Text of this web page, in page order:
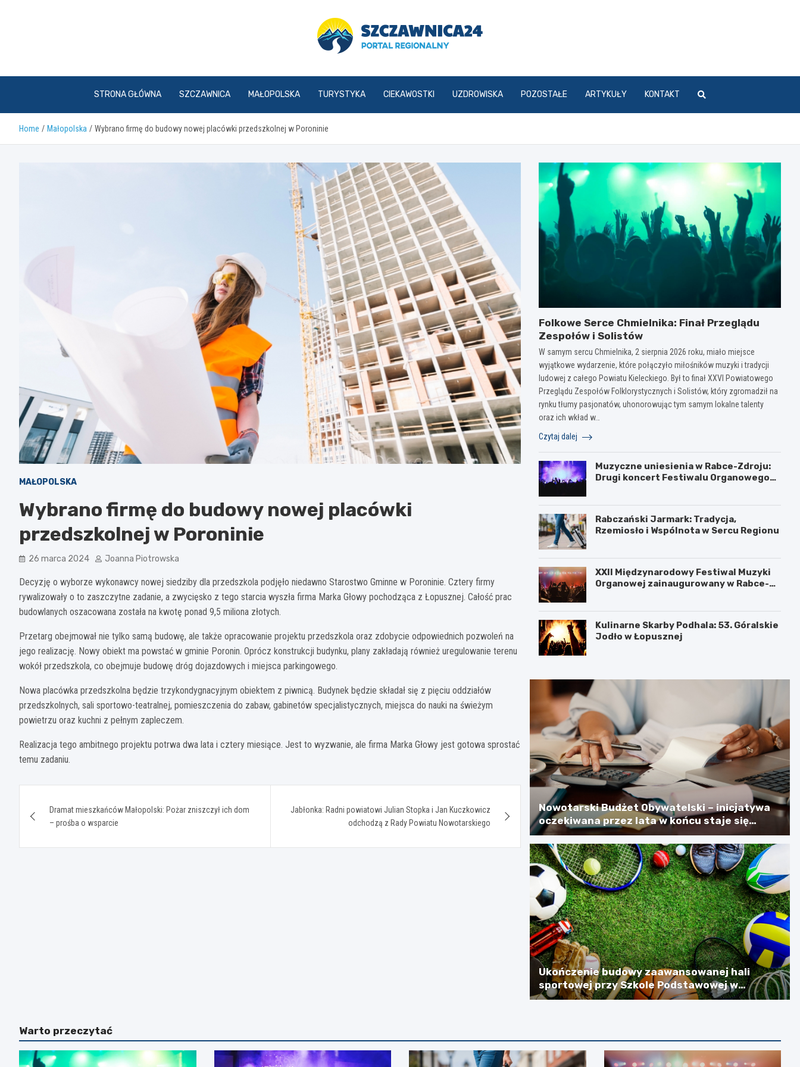
szczawnica24.pl
STRONA GŁÓWNA SZCZAWNICA MAŁOPOLSKA TURYSTYKA CIEKAWOSTKI UZDROWISKA POZOSTAŁE ARTYKUŁY KONTAKT
Home Małopolska Wybrano firmę do budowy nowej placówki przedszkolnej w Poroninie
MAŁOPOLSKA
Wybrano firmę do budowy nowej placówki
przedszkolnej w Poroninie
26 marca 2024 Joanna Piotrowska
Decyzję o wyborze wykonawcy nowej siedziby dla przedszkola podjęło niedawno Starostwo Gminne w Poroninie. Cztery firmy
rywalizowały o to zaszczytne zadanie, a zwycięsko z tego starcia wyszła firma Marka Głowy pochodząca z Łopusznej. Całość prac
budowlanych oszacowana została na kwotę ponad 9,5 miliona złotych.
Przetarg obejmował nie tylko samą budowę, ale także opracowanie projektu przedszkola oraz zdobycie odpowiednich pozwoleń na
jego realizację. Nowy obiekt ma powstać w gminie Poronin. Oprócz konstrukcji budynku, plany zakładają również uregulowanie terenu
wokół przedszkola, co obejmuje budowę dróg dojazdowych i miejsca parkingowego.
Nowa placówka przedszkolna będzie trzykondygnacyjnym obiektem z piwnicą. Budynek będzie składał się z pięciu oddziałów
przedszkolnych, sali sportowo-teatralnej, pomieszczenia do zabaw, gabinetów specjalistycznych, miejsca do nauki na świeżym
powietrzu oraz kuchni z pełnym zapleczem.
Realizacja tego ambitnego projektu potrwa dwa lata i cztery miesiące. Jest to wyzwanie, ale firma Marka Głowy jest gotowa sprostać
temu zadaniu.
wpisuDramat mieszkańców Małopolski: Pożar zniszczył ich dom
– prośba o wsparcie
Jabłonka: Radni powiatowi Julian Stopka i Jan Kuczkowicz
odchodzą z Rady Powiatu Nowotarskiego
Folkowe Serce Chmielnika: Finał Przeglądu
Zespołów i Solistów
W samym sercu Chmielnika, 2 sierpnia 2026 roku, miało miejsce
wyjątkowe wydarzenie, które połączyło miłośników muzyki i tradycji
ludowej z całego Powiatu Kieleckiego. Był to finał XXVI Powiatowego
Przeglądu Zespołów Folklorystycznych i Solistów, który zgromadził na
rynku tłumy pasjonatów, uhonorowując tym samym lokalne talenty
oraz ich wkład w…
Czytaj dalej
Muzyczne uniesienia w Rabce-Zdroju:
Drugi koncert Festiwalu Organowego
Rabczański Jarmark: Tradycja,
Rzemiosło i Wspólnota w Sercu Regionu
XXII Międzynarodowy Festiwal Muzyki
Organowej zainaugurowany w Rabce-
Kulinarne Skarby Podhala: 53. Góralskie
Jodło w Łopusznej
Nowotarski Budżet Obywatelski – inicjatywa
oczekiwana przez lata w końcu staje się
rzeczywistością
Ukończenie budowy zaawansowanej hali
sportowej przy Szkole Podstawowej w
Szlachtowej
Warto przeczytać